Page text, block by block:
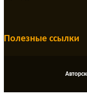
Полезные ссылки